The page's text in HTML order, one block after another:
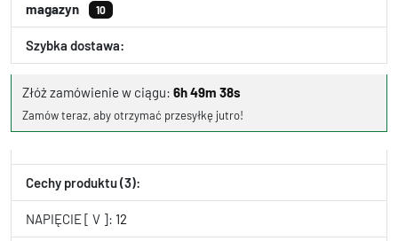
magazyn 10
Szybka dostawa:
Złóż zamówienie w ciągu: 6h 49m 37s
Zamów teraz, aby otrzymać przesyłkę jutro!
Cechy produktu (3):
NAPIĘCIE [ V ]: 12